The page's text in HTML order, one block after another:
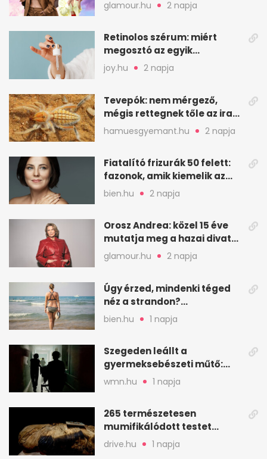
glamour.hu 2 napja
Retinolos szérum: miért
megosztó az egyik
leghatásosabb
öregedésgátló?
joy.hu 2 napja
Tevepók: nem mérgező,
mégis rettegnek tőle az iraki
sivatagban
hamuesgyemant.hu 2 napja
Fiatalító frizurák 50 felett:
fazonok, amik kiemelik az
arcodat
bien.hu 2 napja
Orosz Andrea: közel 15 éve
mutatja meg a hazai divat
arcait
glamour.hu 2 napja
Úgy érzed, mindenki téged
néz a strandon?
Pszichológusok szerint más
áll a háttérben
bien.hu 1 napja
Szegeden leállt a
gyermeksebészeti műtő:
elfogytak a tartalékok
wmn.hu 1 napja
265 természetesen
mumifikálódott testet
találtak egy váci templom
drive.hu 1 napja